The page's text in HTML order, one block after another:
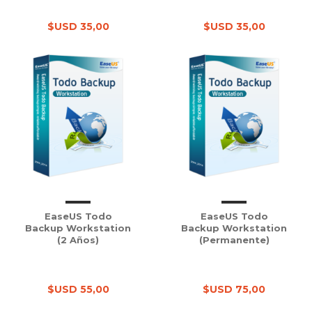
$USD 35,00 $USD 35,00
EaseUS Todo
Backup Workstation
(2 Años)
$USD 55,00
EaseUS Todo
Backup Workstation
(Permanente)
$USD 75,00